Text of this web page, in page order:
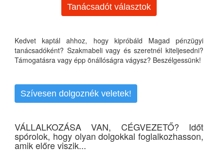
Tanácsadót választok
Kedvet kaptál ahhoz, hogy kipróbáld Magad pénzügyi
tanácsadóként? Szakmabeli vagy és szeretnél kiteljesedni?
Támogatásra vagy épp önállóságra vágysz? Beszélgessünk!
Szívesen dolgoznék veletek!
VÁLLALKOZÁSA VAN, CÉGVEZETŐ? Időt
spórolok, hogy olyan dolgokkal foglalkozhasson,
amik előre viszik...